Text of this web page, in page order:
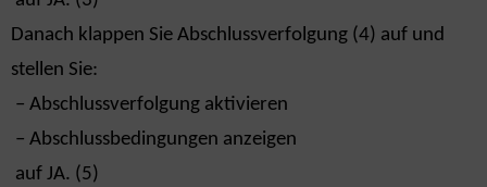
Danach klappen Sie Abschlussverfolgung (4) auf und
stellen Sie:
– Abschlussverfolgung aktivieren
– Abschlussbedingungen anzeigen
auf JA. (5)